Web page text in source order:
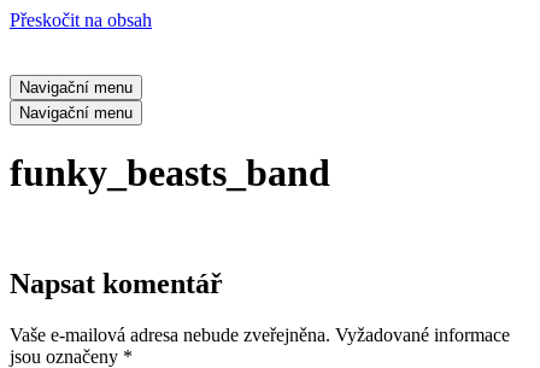
Přeskočit na obsah
Navigační menu
Navigační menu
funky_beasts_band
Napsat komentář
Vaše e-mailová adresa nebude zveřejněna. Vyžadované informace
jsou označeny *